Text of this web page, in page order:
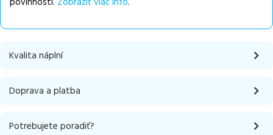
Kvalita náplní
Doprava a platba
Potrebujete poradiť?